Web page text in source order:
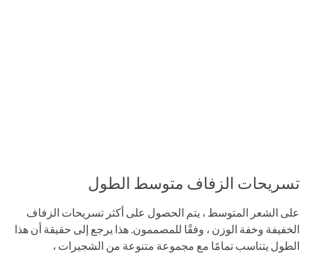
تسريحات الزفاف متوسط ​​الطول
على الشعر المتوسط ​​، يتم الحصول على أكثر تسريحات الزفاف
الخفيفة وخفة الوزن ، وفقًا للمصممون. هذا يرجع إلى حقيقة أن هذا
الطول يتناسب تمامًا مع مجموعة متنوعة من الشجيرات ،